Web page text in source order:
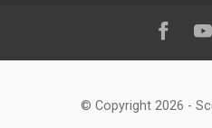
Volg ons
© Copyright 2026 -